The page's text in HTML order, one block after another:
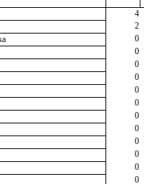
4
2
0
0
0
0
0
0
0
0
0
0
0
0